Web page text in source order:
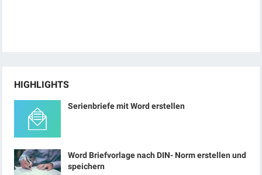
HIGHLIGHTS
Serienbriefe mit Word erstellen
Word Briefvorlage nach DIN- Norm erstellen und
speichern